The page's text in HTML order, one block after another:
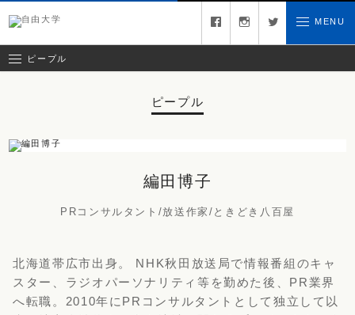
お問い合わせfacebook instagram twitter MENU
ピープル
ピープル
編田博子
PRコンサルタント/放送作家/ときどき八百屋
北海道帯広市出身。 NHK秋田放送局で情報番組のキャ
スター、ラジオパーソナリティ等を勤めた後、PR業界
へ転職。2010年にPRコンサルタントとして独立して以